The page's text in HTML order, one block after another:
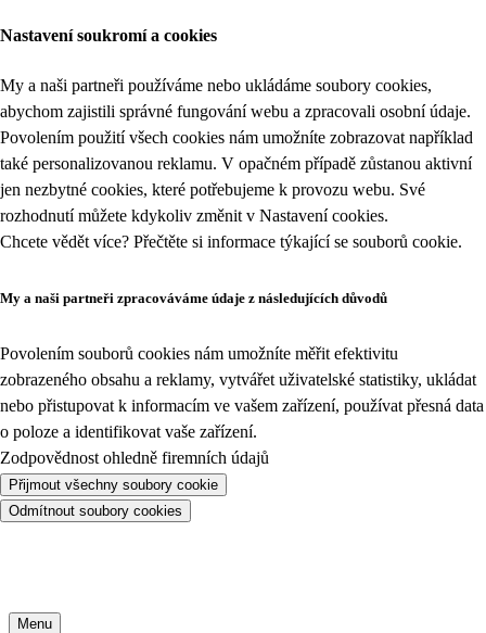
Nastavení soukromí a cookies
My a naši partneři používáme nebo ukládáme soubory cookies,
abychom zajistili správné fungování webu a zpracovali osobní údaje.
Povolením použití všech cookies nám umožníte zobrazovat například
také personalizovanou reklamu. V opačném případě zůstanou aktivní
jen nezbytné cookies, které potřebujeme k provozu webu. Své
rozhodnutí můžete kdykoliv změnit v Nastavení cookies.
Chcete vědět více? Přečtěte si informace týkající se souborů cookie.
My a naši partneři zpracováváme údaje z následujících důvodů
Povolením souborů cookies nám umožníte měřit efektivitu
zobrazeného obsahu a reklamy, vytvářet uživatelské statistiky, ukládat
nebo přistupovat k informacím ve vašem zařízení, používat přesná data
o poloze a identifikovat vaše zařízení.
Zodpovědnost ohledně firemních údajů
Přijmout všechny soubory cookie
Odmítnout soubory cookies
Menu